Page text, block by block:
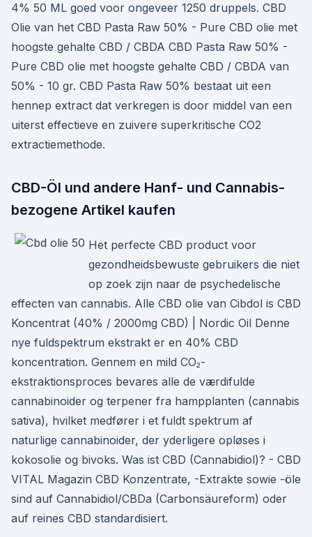
4% 50 ML goed voor ongeveer 1250 druppels. CBD
Olie van het CBD Pasta Raw 50% - Pure CBD olie met
hoogste gehalte CBD / CBDA CBD Pasta Raw 50% -
Pure CBD olie met hoogste gehalte CBD / CBDA van
50% - 10 gr. CBD Pasta Raw 50% bestaat uit een
hennep extract dat verkregen is door middel van een
uiterst effectieve en zuivere superkritische CO2
extractiemethode.
CBD-Öl und andere Hanf- und Cannabis-
bezogene Artikel kaufen
Het perfecte CBD product voor
gezondheidsbewuste gebruikers die niet
op zoek zijn naar de psychedelische
effecten van cannabis. Alle CBD olie van Cibdol is CBD
Koncentrat (40% / 2000mg CBD) | Nordic Oil Denne
nye fuldspektrum ekstrakt er en 40% CBD
koncentration. Gennem en mild CO₂-
ekstraktionsproces bevares alle de værdifulde
cannabinoider og terpener fra hampplanten (cannabis
sativa), hvilket medfører i et fuldt spektrum af
naturlige cannabinoider, der yderligere opløses i
kokosolie og bivoks. Was ist CBD (Cannabidiol)? - CBD
VITAL Magazin CBD Konzentrate, -Extrakte sowie -öle
sind auf Cannabidiol/CBDa (Carbonsäureform) oder
auf reines CBD standardisiert.